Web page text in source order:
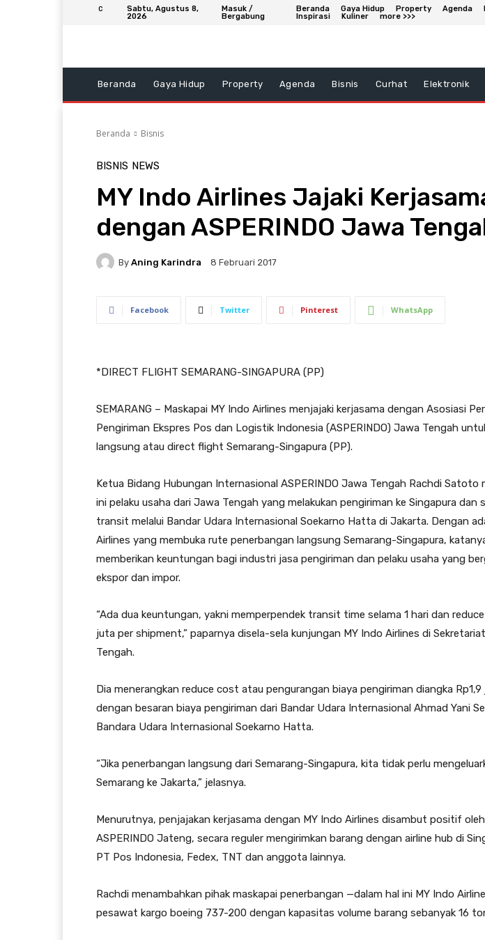
C
Sabtu, Agustus 8,
2026
Masuk /
Bergabung
Beranda Gaya Hidup Property Agenda
Inspirasi
Kuliner more >>>
Beranda Gaya Hidup Property Agenda Bisnis Curhat Elektronik
Beranda Bisnis
BISNIS NEWS
MY Indo Airlines Jajaki
dengan ASPERINDO Jawa
By Aning Karindra 8 Februari 2017
Facebook Twitter Pinterest WhatsApp
*DIRECT FLIGHT SEMARANG-SINGAPURA (PP)
SEMARANG – Maskapai MY Indo Airlines menjajaki kerjasama dengan Asosiasi
Pengiriman Ekspres Pos dan Logistik Indonesia (ASPERINDO) Jawa Tengah
langsung atau direct flight Semarang-Singapura (PP).
Ketua Bidang Hubungan Internasional ASPERINDO Jawa Tengah Rachdi Satoto
ini pelaku usaha dari Jawa Tengah yang melakukan pengiriman ke Singapura dan
transit melalui Bandar Udara Internasional Soekarno Hatta di Jakarta. Dengan
Airlines yang membuka rute penerbangan langsung Semarang-Singapura,
memberikan keuntungan bagi industri jasa pengiriman dan pelaku usaha yang
ekspor dan impor.
“Ada dua keuntungan, yakni memperpendek transit time selama 1 hari dan
juta per shipment,” paparnya disela-sela kunjungan MY Indo Airlines di
Tengah.
Dia menerangkan reduce cost atau pengurangan biaya pengiriman diangka
dengan besaran biaya pengiriman dari Bandar Udara Internasional Ahmad Yani
Bandara Udara Internasional Soekarno Hatta.
“Jika penerbangan langsung dari Semarang-Singapura, kita tidak perlu
Semarang ke Jakarta,” jelasnya.
Menurutnya, penjajakan kerjasama dengan MY Indo Airlines disambut positif
ASPERINDO Jateng, secara reguler mengirimkan barang dengan airline hub di
PT Pos Indonesia, Fedex, TNT dan anggota lainnya.
Rachdi menambahkan pihak maskapai penerbangan —dalam hal ini MY Indo
pesawat kargo boeing 737-200 dengan kapasitas volume barang sebanyak 16